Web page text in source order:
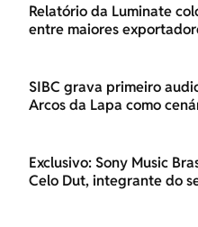
Relatório da Luminate
entre maiores
SIBC grava primeiro
Arcos da Lapa como
Exclusivo: Sony Music
Celo Dut, integrante do